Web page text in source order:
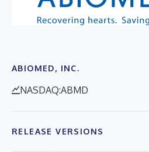
ABIOMED, INC.
NASDAQ:ABMD
RELEASE VERSIONS